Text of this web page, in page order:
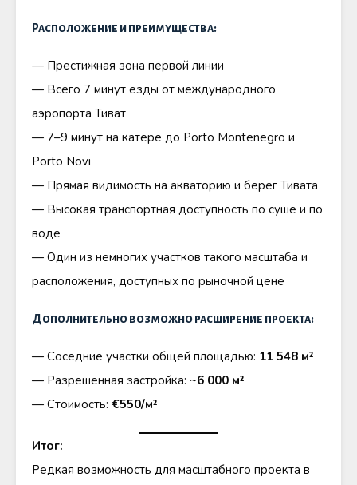
Расположение и преимущества:
— Престижная зона первой линии
— Всего 7 минут езды от международного
аэропорта Тиват
— 7–9 минут на катере до Porto Montenegro и
Porto Novi
— Прямая видимость на акваторию и берег Тивата
— Высокая транспортная доступность по суше и по
воде
— Один из немногих участков такого масштаба и
расположения, доступных по рыночной цене
Дополнительно возможно расширение проекта:
— Соседние участки общей площадью: 11 548 м²
— Разрешённая застройка: ~6 000 м²
— Стоимость: €550/м²
Итог:
Редкая возможность для масштабного проекта в